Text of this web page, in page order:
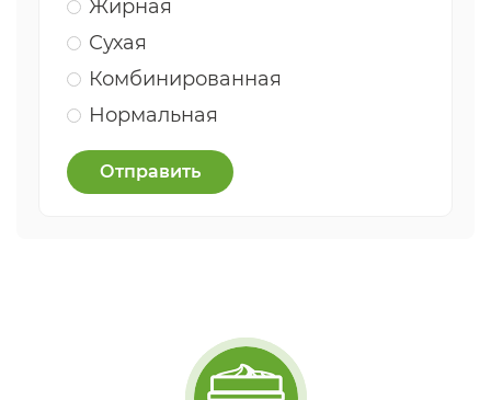
Жирная
Сухая
Комбинированная
Нормальная
Отправить